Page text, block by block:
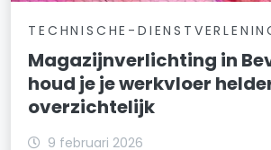
TECHNISCHE-
Magazijnverlichting in
houd je je werkvloer
overzichtelijk
9 februari 2026